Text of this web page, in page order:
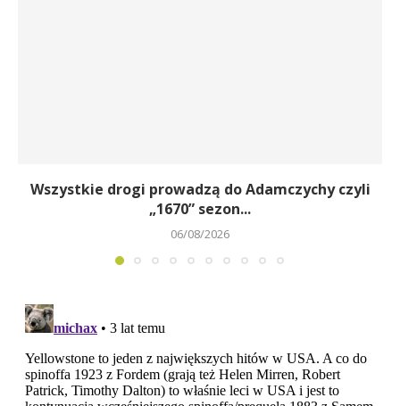
Wszystkie drogi prowadzą do Adamczychy czyli
„1670” sezon...
06/08/2026